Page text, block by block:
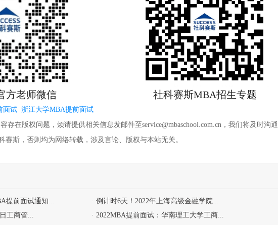
方老师微信 社科赛斯MBA招生专题
面试 浙江大学MBA提前面试
存在版权问题，烦请提供相关信息发邮件至service@mbaschool.com.cn，我们将及时沟
赛斯，否则均为网络转载，涉及言论、版权与本站无关。
提前面试通知...
· 倒计时6天！2022年上海高级金融学院...
工商管...
· 2022MBA提前面试：华南理工大学工商...